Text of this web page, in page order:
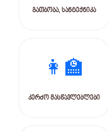
გათბობა, სანტექნიკა
👩‍🏫
კერძო მასწავლებლები